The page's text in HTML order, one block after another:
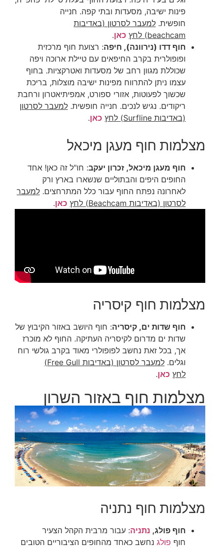
פינות ישיבה, מסעדות ובתי קפה. חנייה
חופשית. למעבר לסרטון (באדיבות
beachcam) לחץ
כאן.
חוף דדו (נירוונה), חיפה: רצועת חוף מרכזית
ופופולרית בקרב החיפאים עם טיילת ארוכה ויפה
שכוללת מגוון רחב של מסעדות ואטרקציות. בחוף
עצמו ניתן להתרווח מפינות ישיבה מוצלות, בריכת
שכשוך לפעוטות, אזורי ספורט, אמפיתיאטרון ורחבת
ריקודים. נגיש לנכים. חנייה חופשית. למעבר לסרטון
(באדיבות Surfline) לחץ
כאן.
מצלמות חוף מעגן מיכאל
חוף מעגן מיכאל, זכרון יעקב: חו"ל זה כאן! אחד
החופים היפים והבתוליים שנשארו בארץ ורק
לאחרונה נפתח החוף עבור כלל המתרחצים. למעבר
לסרטון (באדיבות Beachcam) לחץ
כאן.
מצלמות חוף קיסריה
חוף שדות ים, קיסריה: חוף היושב באזור הקיבוץ של
שדות ים מדרום לקיסריה העתיקה. החוף לא מוכרז
אך, בכל זאת נחשב לפופולרי מאוד בקרב גולשי רוח
וגלים.
למעבר לסרטון (באדיבות Free Gull)
לחץ כאן.
מצלמות חוף באזור השרון
מצלמות חוף נתניה
חוף פולג, נתניה: עבור מרבית הקהל הצעיר
חוף פולג נחשב כאחד מהחופים הציבוריים הטובים